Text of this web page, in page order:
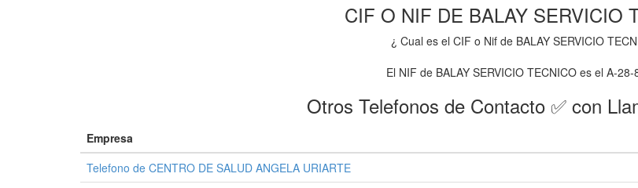
CIF O NIF DE BALAY SERVICIO
¿ Cual es el CIF o Nif de BALAY SERVICIO
El NIF de BALAY SERVICIO TECNICO es el A-28-
Otros Telefonos de Contacto ✅ con
Empresa
Telefono de CENTRO DE SALUD ANGELA URIARTE